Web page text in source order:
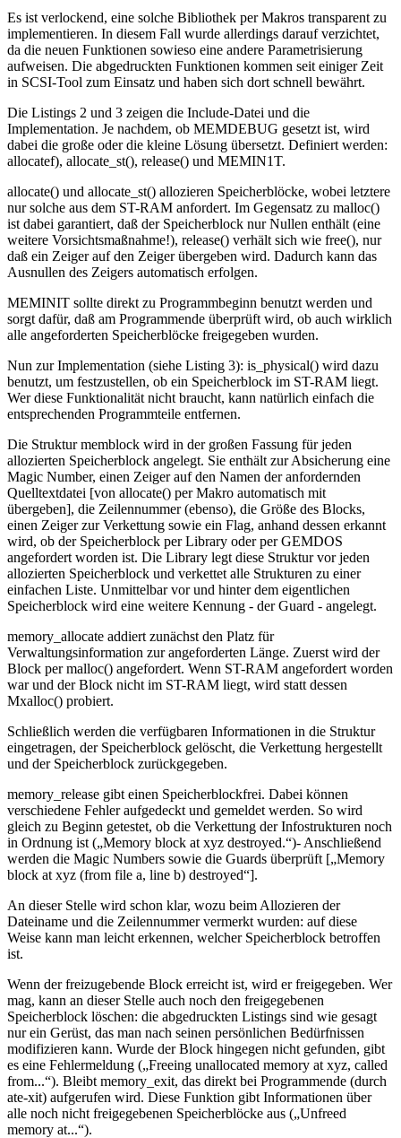
Es ist verlockend, eine solche Bibliothek per Makros transparent zu
implementieren. In diesem Fall wurde allerdings darauf verzichtet,
da die neuen Funktionen sowieso eine andere Parametrisierung
aufweisen. Die abgedruckten Funktionen kommen seit einiger Zeit
in SCSI-Tool zum Einsatz und haben sich dort schnell bewährt.
Die Listings 2 und 3 zeigen die Include-Datei und die
Implementation. Je nachdem, ob MEMDEBUG gesetzt ist, wird
dabei die große oder die kleine Lösung übersetzt. Definiert werden:
allocatef), allocate_st(), release() und MEMIN1T.
allocate() und allocate_st() allozieren Speicherblöcke, wobei letztere
nur solche aus dem ST-RAM anfordert. Im Gegensatz zu malloc()
ist dabei garantiert, daß der Speicherblock nur Nullen enthält (eine
weitere Vorsichtsmaßnahme!), release() verhält sich wie free(), nur
daß ein Zeiger auf den Zeiger übergeben wird. Dadurch kann das
Ausnullen des Zeigers automatisch erfolgen.
MEMINIT sollte direkt zu Programmbeginn benutzt werden und
sorgt dafür, daß am Programmende überprüft wird, ob auch wirklich
alle angeforderten Speicherblöcke freigegeben wurden.
Nun zur Implementation (siehe Listing 3): is_physical() wird dazu
benutzt, um festzustellen, ob ein Speicherblock im ST-RAM liegt.
Wer diese Funktionalität nicht braucht, kann natürlich einfach die
entsprechenden Programmteile entfernen.
Die Struktur memblock wird in der großen Fassung für jeden
allozierten Speicherblock angelegt. Sie enthält zur Absicherung eine
Magic Number, einen Zeiger auf den Namen der anfordernden
Quelltextdatei [von allocate() per Makro automatisch mit
übergeben], die Zeilennummer (ebenso), die Größe des Blocks,
einen Zeiger zur Verkettung sowie ein Flag, anhand dessen erkannt
wird, ob der Speicherblock per Library oder per GEMDOS
angefordert worden ist. Die Library legt diese Struktur vor jeden
allozierten Speicherblock und verkettet alle Strukturen zu einer
einfachen Liste. Unmittelbar vor und hinter dem eigentlichen
Speicherblock wird eine weitere Kennung - der Guard - angelegt.
memory_allocate addiert zunächst den Platz für
Verwaltungsinformation zur angeforderten Länge. Zuerst wird der
Block per malloc() angefordert. Wenn ST-RAM angefordert worden
war und der Block nicht im ST-RAM liegt, wird statt dessen
Mxalloc() probiert.
Schließlich werden die verfügbaren Informationen in die Struktur
eingetragen, der Speicherblock gelöscht, die Verkettung hergestellt
und der Speicherblock zurückgegeben.
memory_release gibt einen Speicherblockfrei. Dabei können
verschiedene Fehler aufgedeckt und gemeldet werden. So wird
gleich zu Beginn getestet, ob die Verkettung der Infostrukturen noch
in Ordnung ist („Memory block at xyz destroyed.“)- Anschließend
werden die Magic Numbers sowie die Guards überprüft [„Memory
block at xyz (from file a, line b) destroyed“].
An dieser Stelle wird schon klar, wozu beim Allozieren der
Dateiname und die Zeilennummer vermerkt wurden: auf diese
Weise kann man leicht erkennen, welcher Speicherblock betroffen
ist.
Wenn der freizugebende Block erreicht ist, wird er freigegeben. Wer
mag, kann an dieser Stelle auch noch den freigegebenen
Speicherblock löschen: die abgedruckten Listings sind wie gesagt
nur ein Gerüst, das man nach seinen persönlichen Bedürfnissen
modifizieren kann. Wurde der Block hingegen nicht gefunden, gibt
es eine Fehlermeldung („Freeing unallocated memory at xyz, called
from...“). Bleibt memory_exit, das direkt bei Programmende (durch
ate-xit) aufgerufen wird. Diese Funktion gibt Informationen über
alle noch nicht freigegebenen Speicherblöcke aus („Unfreed
memory at...“).